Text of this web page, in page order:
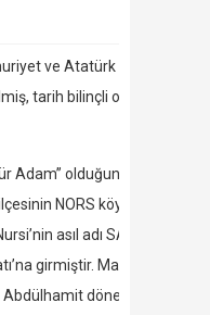
ve Atatürk karşıtı”
tarih bilinçli olarak
Adam” olduğunu anlamak
NORS köyünde 1873
Nursi’nin asıl adı SAİD-İ
girmiştir. Mahalle
Abdülhamit döneminde,